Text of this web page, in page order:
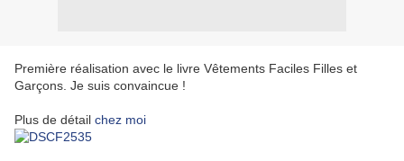
Première réalisation avec le livre Vêtements Faciles Filles et
Garçons. Je suis convaincue !
Plus de détail chez moi